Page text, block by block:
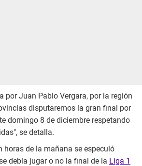
por Juan Pablo Vergara, por la región
disputaremos la gran final por
domingo 8 de diciembre respetando
se detalla.
horas de la mañana se especuló
debía jugar o no la final de la Liga 1